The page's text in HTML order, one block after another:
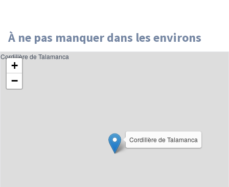
À ne pas manquer dans les environs
Cordillère de Talamanca
+
−
Cordillère de Talamanca